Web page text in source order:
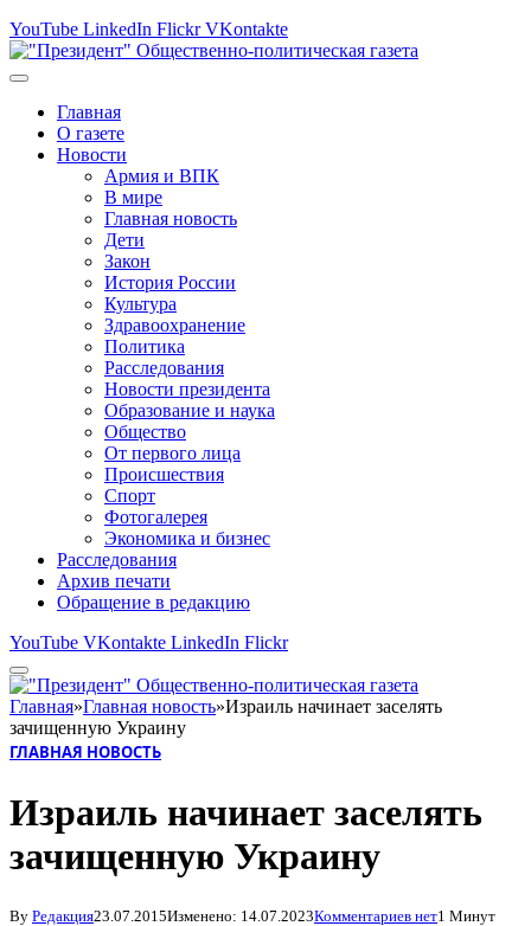
YouTube LinkedIn Flickr VKontakte
Главная
О газете
Новости
Армия и ВПК
В мире
Главная новость
Дети
Закон
История России
Культура
Здравоохранение
Политика
Расследования
Новости президента
Образование и наука
Общество
От первого лица
Происшествия
Спорт
Фотогалерея
Экономика и бизнес
Расследования
Архив печати
Обращение в редакцию
YouTube VKontakte LinkedIn Flickr
Главная»Главная новость»Израиль начинает заселять
зачищенную Украину
ГЛАВНАЯ НОВОСТЬ
Израиль начинает заселять
зачищенную Украину
By Редакция23.07.2015Изменено: 14.07.2023Комментариев нет1 Минут